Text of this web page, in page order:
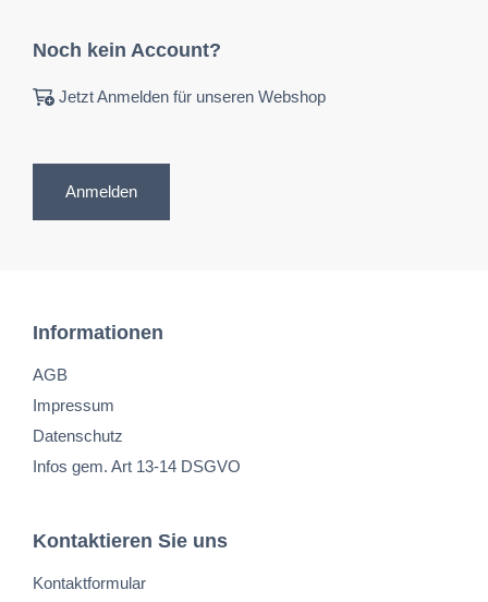
Noch kein Account?
Jetzt Anmelden für unseren Webshop
Anmelden
Informationen
AGB
Impressum
Datenschutz
Infos gem. Art 13-14 DSGVO
Kontaktieren Sie uns
Kontaktformular